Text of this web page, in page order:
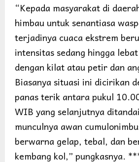
“Kepada masyarakat di
himbau untuk senantiasa
terjadinya cuaca ekstrem
intensitas sedang hingga
dengan kilat atau petir dan
Biasanya situasi ini dicirikan
panas terik antara pukul
WIB yang selanjutnya
munculnya awan
berwarna gelap, tebal, dan
kembang kol,” pungkasnya.